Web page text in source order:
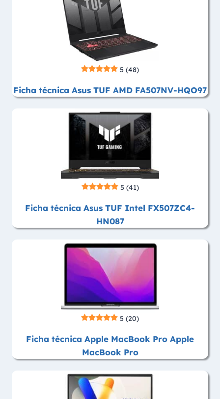
5 (48)
Ficha técnica Asus TUF AMD FA507NV-HQO97
5 (41)
Ficha técnica Asus TUF Intel FX507ZC4-
HN087
5 (20)
Ficha técnica Apple MacBook Pro Apple
MacBook Pro